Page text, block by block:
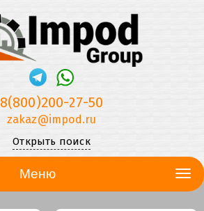
8(800)200-27-50
zakaz@impod.ru
Открыть поиск
Меню